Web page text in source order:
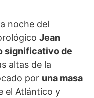
noche del
Jean
significativo de
altas de la
por una masa
el Atlántico y